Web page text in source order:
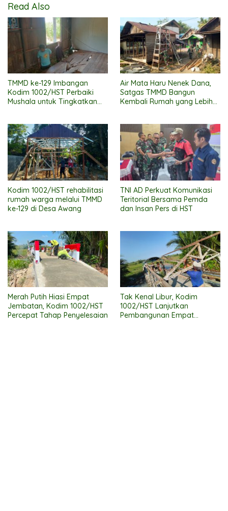
Read Also
TMMD ke-129 Imbangan
Kodim 1002/HST Perbaiki
Mushala untuk Tingkatkan
Air Mata Haru Nenek Dana,
Satgas TMMD Bangun
Kembali Rumah yang Lebih
Kodim 1002/HST rehabilitasi
rumah warga melalui TMMD
ke-129 di Desa Awang
TNI AD Perkuat Komunikasi
Teritorial Bersama Pemda
dan Insan Pers di HST
Merah Putih Hiasi Empat
Jembatan, Kodim 1002/HST
Percepat Tahap Penyelesaian
Tak Kenal Libur, Kodim
1002/HST Lanjutkan
Pembangunan Empat